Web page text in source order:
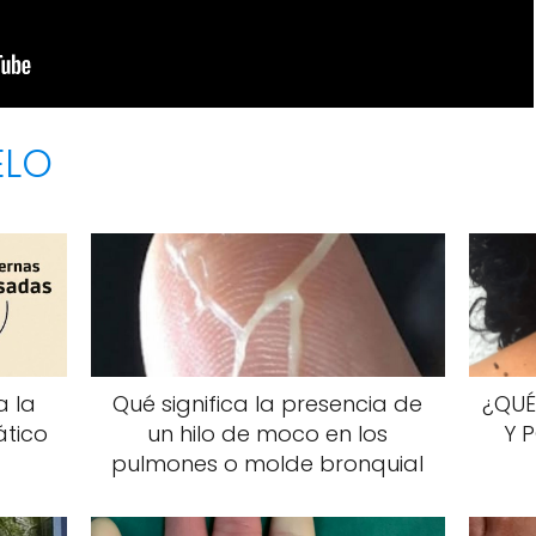
la
Qué significa la presencia de
un hilo de moco en los
pulmones o molde bronquial
Y